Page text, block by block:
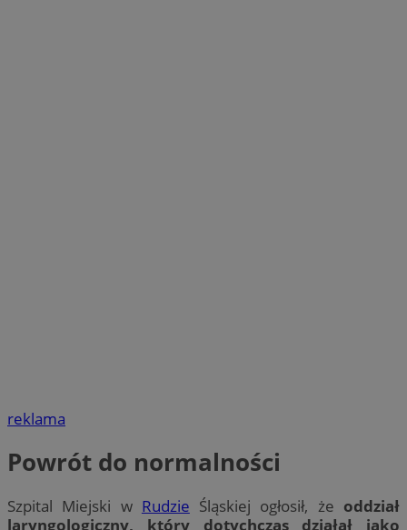
reklama
Powrót do normalności
Szpital Miejski w Rudzie Śląskiej ogłosił, że oddział
laryngologiczny, który dotychczas działał jako